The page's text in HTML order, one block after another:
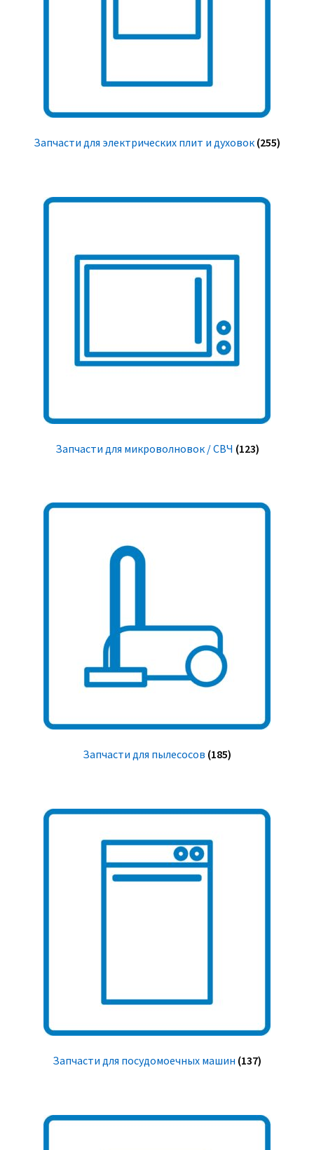
Запчасти для электрических плит и духовок (255)
Запчасти для микроволновок / СВЧ (123)
Запчасти для пылесосов (185)
Запчасти для посудомоечных машин (137)